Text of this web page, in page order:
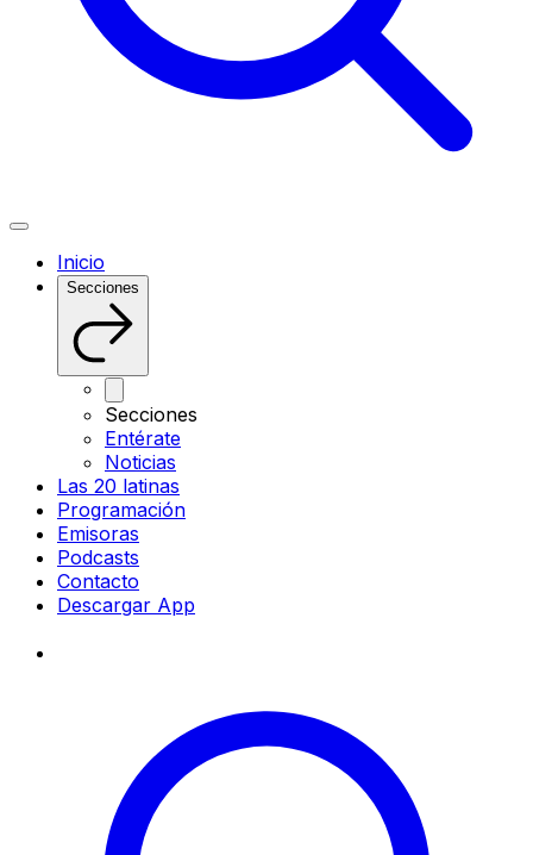
Inicio
Secciones
Secciones
Entérate
Noticias
Las 20 latinas
Programación
Emisoras
Podcasts
Contacto
Descargar App